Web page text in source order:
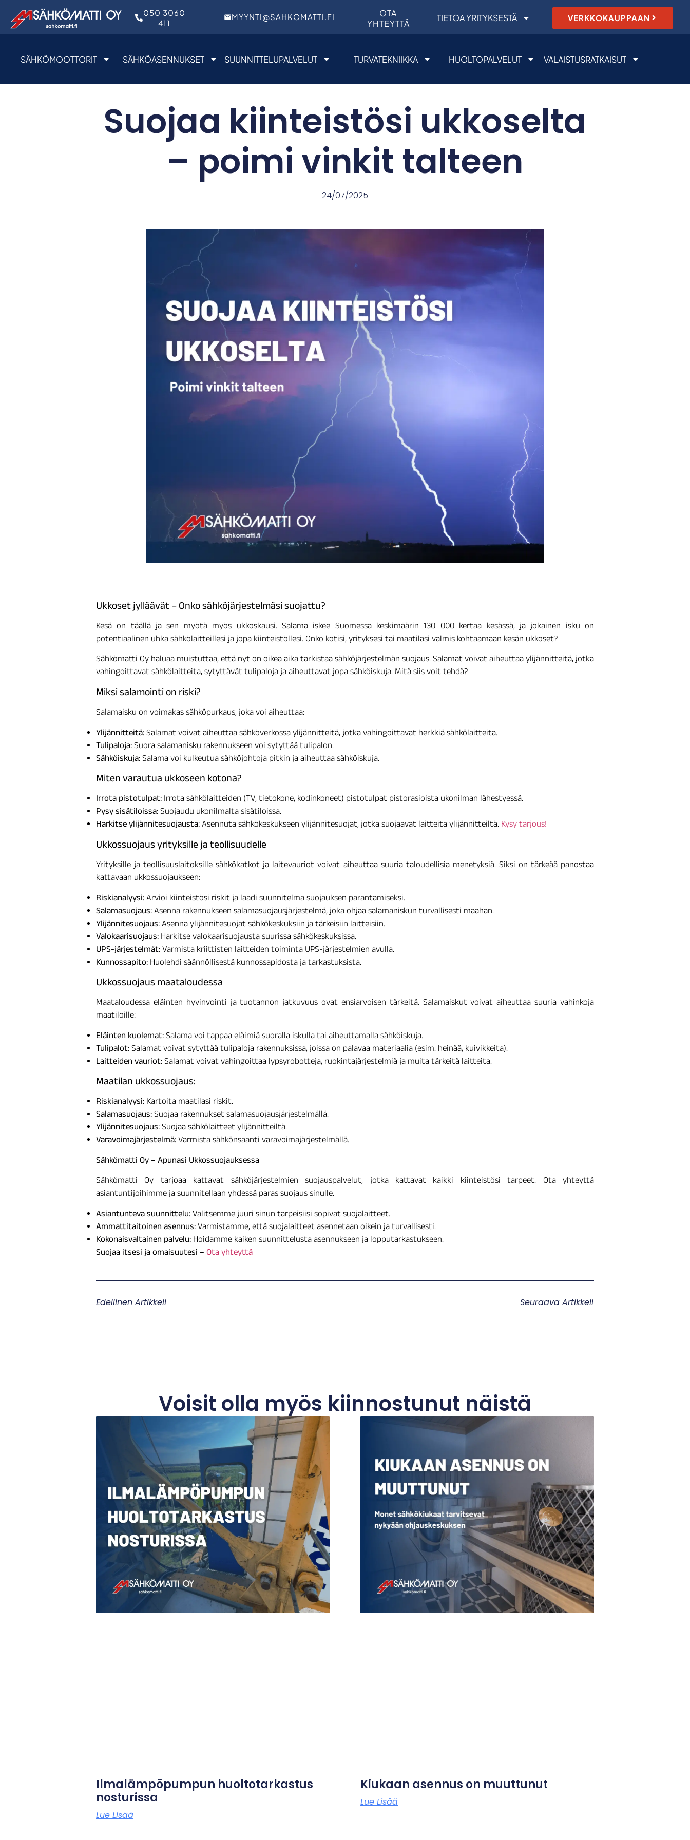
050 3060
411
MYYNTI@SAHKOMATTI.FI
OTA
YHTEYTTÄ
TIETOA YRITYKSESTÄ VERKKOKAUPPAAN
SÄHKÖMOOTTORIT SÄHKÖASENNUKSET SUUNNITTELUPALVELUT TURVATEKNIIKKA HUOLTOPALVELUT VALAISTUSRATKAISUT
Suojaa kiinteistösi ukkoselta
– poimi vinkit talteen
24/07/2025
Ukkoset jylläävät – Onko sähköjärjestelmäsi suojattu?
Kesä on täällä ja sen myötä myös ukkoskausi. Salama iskee Suomessa keskimäärin 130 000 kertaa kesässä, ja jokainen isku on
potentiaalinen uhka sähkölaitteillesi ja jopa kiinteistöllesi. Onko kotisi, yrityksesi tai maatilasi valmis kohtaamaan kesän ukkoset?
Sähkömatti Oy haluaa muistuttaa, että nyt on oikea aika tarkistaa sähköjärjestelmän suojaus. Salamat voivat aiheuttaa ylijännitteitä, jotka
vahingoittavat sähkölaitteita, sytyttävät tulipaloja ja aiheuttavat jopa sähköiskuja. Mitä siis voit tehdä?
Miksi salamointi on riski?
Salamaisku on voimakas sähköpurkaus, joka voi aiheuttaa:
Ylijännitteitä: Salamat voivat aiheuttaa sähköverkossa ylijännitteitä, jotka vahingoittavat herkkiä sähkölaitteita.
Tulipaloja: Suora salamanisku rakennukseen voi sytyttää tulipalon.
Sähköiskuja: Salama voi kulkeutua sähköjohtoja pitkin ja aiheuttaa sähköiskuja.
Miten varautua ukkoseen kotona?
Irrota pistotulpat: Irrota sähkölaitteiden (TV, tietokone, kodinkoneet) pistotulpat pistorasioista ukonilman lähestyessä.
Pysy sisätiloissa: Suojaudu ukonilmalta sisätiloissa.
Harkitse ylijännitesuojausta: Asennuta sähkökeskukseen ylijännitesuojat, jotka suojaavat laitteita ylijännitteiltä. Kysy tarjous!
Ukkossuojaus yrityksille ja teollisuudelle
Yrityksille ja teollisuuslaitoksille sähkökatkot ja laitevauriot voivat aiheuttaa suuria taloudellisia menetyksiä. Siksi on tärkeää panostaa
kattavaan ukkossuojaukseen:
Riskianalyysi: Arvioi kiinteistösi riskit ja laadi suunnitelma suojauksen parantamiseksi.
Salamasuojaus: Asenna rakennukseen salamasuojausjärjestelmä, joka ohjaa salamaniskun turvallisesti maahan.
Ylijännitesuojaus: Asenna ylijännitesuojat sähkökeskuksiin ja tärkeisiin laitteisiin.
Valokaarisuojaus: Harkitse valokaarisuojausta suurissa sähkökeskuksissa.
UPS-järjestelmät: Varmista kriittisten laitteiden toiminta UPS-järjestelmien avulla.
Kunnossapito: Huolehdi säännöllisestä kunnossapidosta ja tarkastuksista.
Ukkossuojaus maataloudessa
Maataloudessa eläinten hyvinvointi ja tuotannon jatkuvuus ovat ensiarvoisen tärkeitä. Salamaiskut voivat aiheuttaa suuria vahinkoja
maatiloille:
Eläinten kuolemat: Salama voi tappaa eläimiä suoralla iskulla tai aiheuttamalla sähköiskuja.
Tulipalot: Salamat voivat sytyttää tulipaloja rakennuksissa, joissa on palavaa materiaalia (esim. heinää, kuivikkeita).
Laitteiden vauriot: Salamat voivat vahingoittaa lypsyrobotteja, ruokintajärjestelmiä ja muita tärkeitä laitteita.
Maatilan ukkossuojaus:
Riskianalyysi: Kartoita maatilasi riskit.
Salamasuojaus: Suojaa rakennukset salamasuojausjärjestelmällä.
Ylijännitesuojaus: Suojaa sähkölaitteet ylijännitteiltä.
Varavoimajärjestelmä: Varmista sähkönsaanti varavoimajärjestelmällä.
Sähkömatti Oy – Apunasi Ukkossuojauksessa
Sähkömatti Oy tarjoaa kattavat sähköjärjestelmien suojauspalvelut, jotka kattavat kaikki kiinteistösi tarpeet. Ota yhteyttä
asiantuntijoihimme ja suunnitellaan yhdessä paras suojaus sinulle.
Asiantunteva suunnittelu: Valitsemme juuri sinun tarpeisiisi sopivat suojalaitteet.
Ammattitaitoinen asennus: Varmistamme, että suojalaitteet asennetaan oikein ja turvallisesti.
Kokonaisvaltainen palvelu: Hoidamme kaiken suunnittelusta asennukseen ja lopputarkastukseen.
Suojaa itsesi ja omaisuutesi – Ota yhteyttä
Edellinen Artikkeli Seuraava Artikkeli
Voisit olla myös kiinnostunut näistä
Ilmalämpöpumpun huoltotarkastus
nosturissa
Lue Lisää
Kiukaan asennus on muuttunut
Lue Lisää